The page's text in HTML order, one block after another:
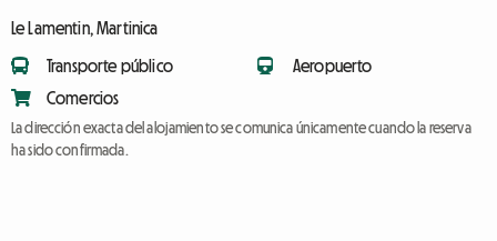
Le Lamentin, Martinica
Transporte público
Comercios
Aeropuerto
La dirección exacta del alojamiento se comunica únicamente cuando la reserva
ha sido confirmada.